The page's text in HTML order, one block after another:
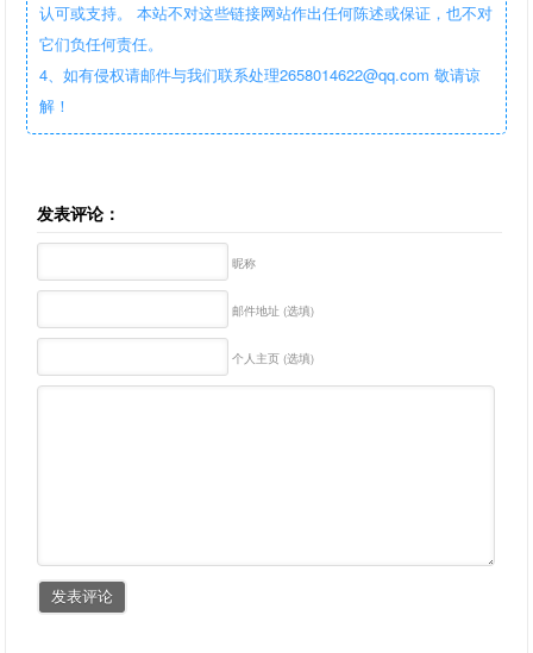
认可或支持。 本站不对这些链接网站作出任何陈述或保证，也不对
它们负任何责任。
4、如有侵权请邮件与我们联系处理2658014622@qq.com 敬请谅
解！
发表评论：
昵称
邮件地址 (选填)
个人主页 (选填)